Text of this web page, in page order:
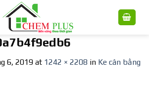
6, 2019 at 1242 × 2208 in Ke cân bằng